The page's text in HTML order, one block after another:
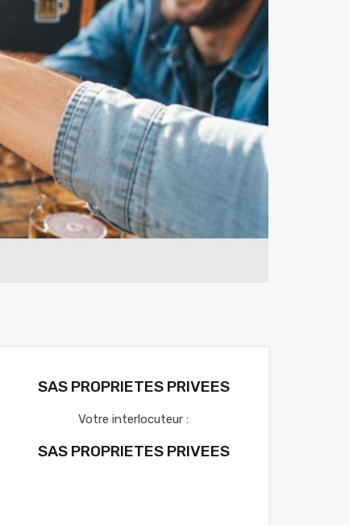
SAS PROPRIETES PRIVEES
Votre interlocuteur :
SAS PROPRIETES PRIVEES